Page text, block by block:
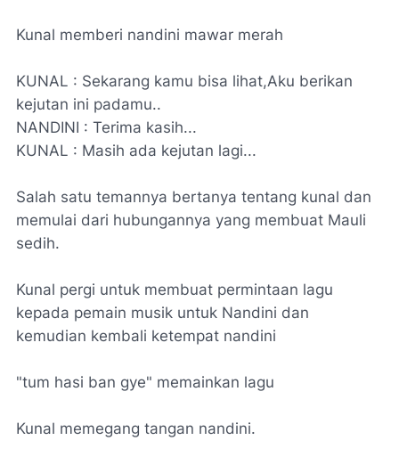
Kunal memberi nandini mawar merah
KUNAL : Sekarang kamu bisa lihat,Aku berikan
kejutan ini padamu..
NANDINI : Terima kasih...
KUNAL : Masih ada kejutan lagi...
Salah satu temannya bertanya tentang kunal dan
memulai dari hubungannya yang membuat Mauli
sedih.
Kunal pergi untuk membuat permintaan lagu
kepada pemain musik untuk Nandini dan
kemudian kembali ketempat nandini
"tum hasi ban gye" memainkan lagu
Kunal memegang tangan nandini.